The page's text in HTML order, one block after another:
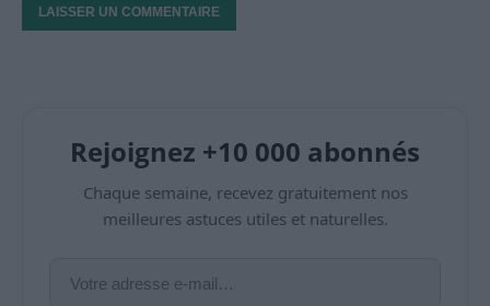
Rejoignez +10 000 abonnés
Chaque semaine, recevez gratuitement nos
meilleures astuces utiles et naturelles.